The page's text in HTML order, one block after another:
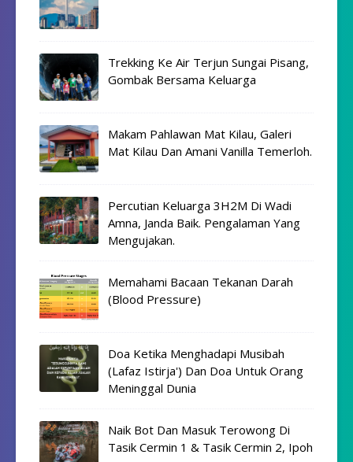
Trekking Ke Air Terjun Sungai Pisang,
Gombak Bersama Keluarga
Makam Pahlawan Mat Kilau, Galeri
Mat Kilau Dan Amani Vanilla Temerloh.
Percutian Keluarga 3H2M Di Wadi
Amna, Janda Baik. Pengalaman Yang
Mengujakan.
Memahami Bacaan Tekanan Darah
(Blood Pressure)
Doa Ketika Menghadapi Musibah
(Lafaz Istirja') Dan Doa Untuk Orang
Meninggal Dunia
Naik Bot Dan Masuk Terowong Di
Tasik Cermin 1 & Tasik Cermin 2, Ipoh